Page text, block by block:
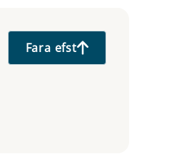
Fara efst